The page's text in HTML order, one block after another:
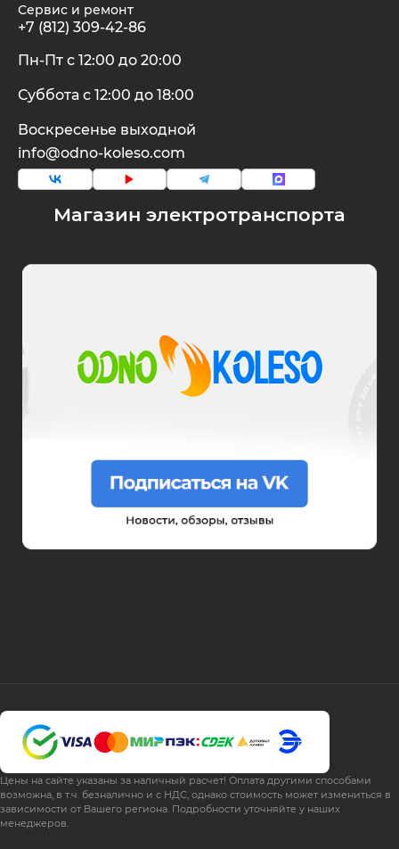
Магазин электротранспорта
Сервис и ремонт
+7 (812) 309-42-86
Пн-Пт с 12:00 до 20:00
Суббота с 12:00 до 18:00
Воскресенье выходной
info@odno-koleso.com
Цены на сайте указаны за наличный расчет! Оплата другими способами
возможна, в т.ч. безналично и с НДС, однако стоимость может измениться в
зависимости от Вашего региона. Подробности уточняйте у наших
менеджеров.